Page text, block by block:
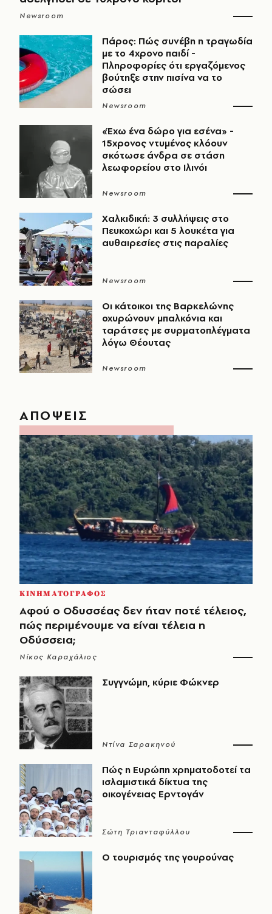
Newsroom
Πάρος: Πώς συνέβη η τραγωδία
με το 4χρονο παιδί -
Πληροφορίες ότι εργαζόμενος
βούτηξε στην πισίνα να το
σώσει
Newsroom
«Έχω ένα δώρο για εσένα» -
15χρονος ντυμένος κλόουν
σκότωσε άνδρα σε στάση
λεωφορείου στο Ιλινόι
Newsroom
Χαλκιδική: 3 συλλήψεις στο
Πευκοχώρι και 5 λουκέτα για
αυθαιρεσίες στις παραλίες
Newsroom
Οι κάτοικοι της Βαρκελώνης
οχυρώνουν μπαλκόνια και
ταράτσες με συρματοπλέγματα
λόγω Θέουτας
Newsroom
ΑΠΟΨΕΙΣ
ΚΙΝΗΜΑΤΟΓΡΑΦΟΣ
Αφού ο Οδυσσέας δεν ήταν ποτέ τέλειος,
πώς περιμένουμε να είναι τέλεια η
Οδύσσεια;
Νίκος Καραχάλιος
Συγγνώμη, κύριε Φώκνερ
Ντίνα Σαρακηνού
Πώς η Ευρώπη χρηματοδοτεί τα
ισλαμιστικά δίκτυα της
οικογένειας Ερντογάν
Σώτη Τριανταφύλλου
Ο τουρισμός της γουρούνας